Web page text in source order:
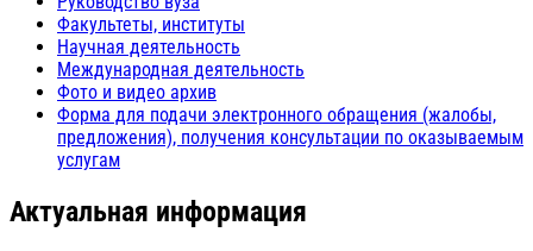
Факультеты, институты
Научная деятельность
Международная деятельность
Фото и видео архив
Форма для подачи электронного обращения (жалобы,
предложения), получения консультации по оказываемым
услугам
Актуальная информация